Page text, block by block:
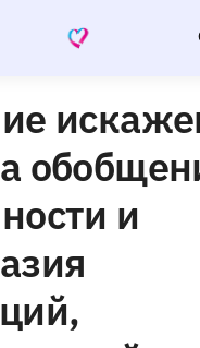
и